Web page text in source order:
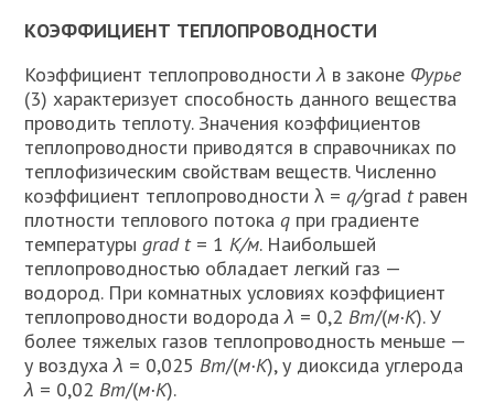
КОЭФФИЦИЕНТ ТЕПЛОПРОВОДНОСТИ
Коэффициент теплопроводностиλ в законе Фурье
(3) характеризует спо­собность данного вещества
проводить теплоту. Значения коэффициентов
тепло­проводности приводятся в справочниках по
теплофизическим свойствам веществ. Численно
коэффициент теплопроводности λ =q/grad tравен
плотности теплового потокаq при градиенте
температуры grad t= 1К/м. Наиболь­шей
теплопроводностью обладает легкий газ —
водород. При комнатных условиях коэффициент
теплопроводности водородаλ = 0,2Вт/(м·К). У
более тяжелых газов теплопроводность меньше —
у воз­духаλ = 0,025Вт/(м·К), у диоксида уг­лерода
λ = 0,02Вт/(м·К).